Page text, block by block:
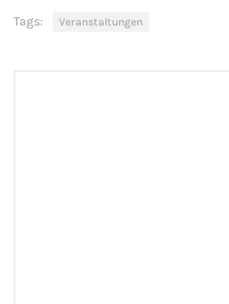
Tags: Veranstaltungen